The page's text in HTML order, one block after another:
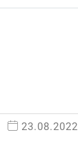
23.08.2022